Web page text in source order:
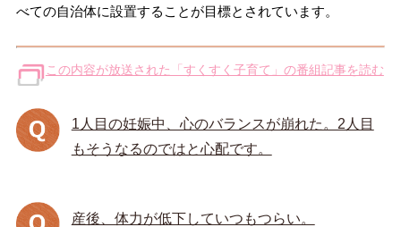
べての自治体に設置することが目標とされています。
この内容が放送された「すくすく子育て」の番組記事を読む
1人目の妊娠中、心のバランスが崩れた。2人目
もそうなるのではと心配です。
産後、体力が低下していつもつらい。